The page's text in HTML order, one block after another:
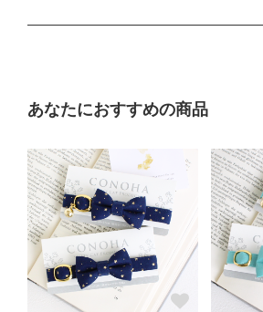
Mサイズ
普通サイズ
サイズの目安（3～5kg
《特注》Lサイズ
ぴったり測った首まわり（
首輪サイズ（+5cm特
あなたにおすすめの商品